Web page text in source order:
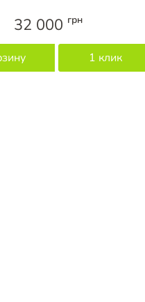
32 000 грн
1 клик